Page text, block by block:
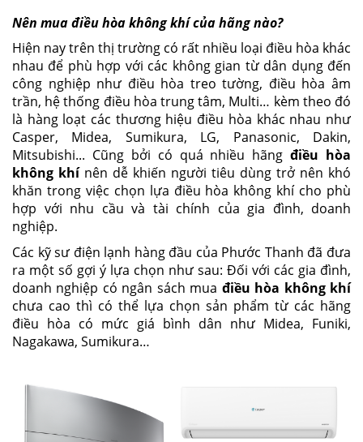
Nên mua điều hòakhông khí củahãng nào?
Hiện nay trên thị trường có rất nhiều loại điều hòa khác
nhau để phù hợp với các không gian từ dân dụng đến
công nghiệp như điều hòa treo tường, điều hòa âm
trần, hệ thống điều hòa trung tâm, Multi… kèm theo đó
là hàng loạt các thương hiệu điều hòa khác nhau như
Casper, Midea, Sumikura, LG, Panasonic, Dakin,
Mitsubishi... Cũng bởi có quá nhiều hãngđiều hòa
không khínên dễ khiến người tiêu dùng trở nên khó
khăn trong việc chọn lựa điều hòa không khí cho phù
hợp với nhu cầu và tài chính của gia đình, doanh
nghiệp.
Các kỹ sư điện lạnh hàng đầu của Phước Thanh đã đưa
ra một số gợi ý lựa chọn như sau: Đối với các gia đình,
doanh nghiệp có ngân sách mua điều hòa không khí
chưa cao thì có thể lựa chọn sản phẩm từ các hãng
điều hòa có mức giá bình dân như Midea, Funiki,
Nagakawa, Sumikura…